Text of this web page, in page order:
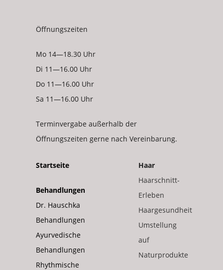
Öffnungszeiten
Mo 14—18.30 Uhr
Di 11—16.00 Uhr
Do 11—16.00 Uhr
Sa 11—16.00 Uhr
Terminvergabe außerhalb der
Öffnungszeiten gerne nach Vereinbarung.
Startseite
Behandlungen
Dr. Hauschka
Behandlungen
Ayurvedische
Behandlungen
Rhythmische
Haar
Haarschnitt-
Erleben
Haargesundheit
Umstellung
auf
Naturprodukte